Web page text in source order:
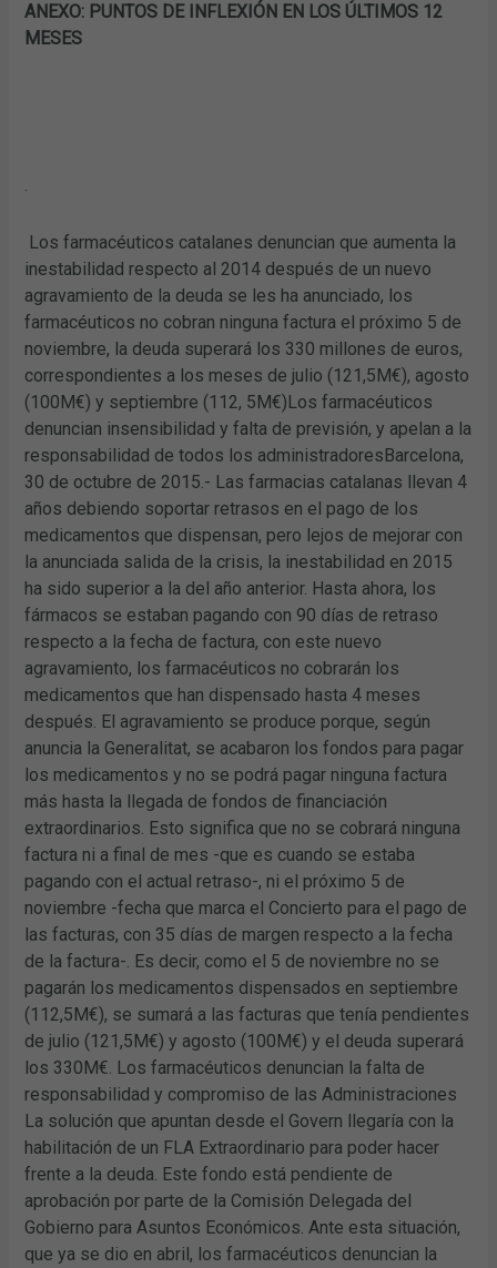
ANEXO: PUNTOS DE INFLEXIÓN EN LOS ÚLTIMOS 12
MESES
·
Los farmacéuticos catalanes denuncian que aumenta la
inestabilidad respecto al 2014 después de un nuevo
agravamiento de la deuda se les ha anunciado, los
farmacéuticos no cobran ninguna factura el próximo 5 de
noviembre, la deuda superará los 330 millones de euros,
correspondientes a los meses de julio (121,5M€), agosto
(100M€) y septiembre (112, 5M€)Los farmacéuticos
denuncian insensibilidad y falta de previsión, y apelan a la
responsabilidad de todos los administradoresBarcelona,
30 de octubre de 2015.- Las farmacias catalanas llevan 4
años debiendo soportar retrasos en el pago de los
medicamentos que dispensan, pero lejos de mejorar con
la anunciada salida de la crisis, la inestabilidad en 2015
ha sido superior a la del año anterior. Hasta ahora, los
fármacos se estaban pagando con 90 días de retraso
respecto a la fecha de factura, con este nuevo
agravamiento, los farmacéuticos no cobrarán los
medicamentos que han dispensado hasta 4 meses
después. El agravamiento se produce porque, según
anuncia la Generalitat, se acabaron los fondos para pagar
los medicamentos y no se podrá pagar ninguna factura
más hasta la llegada de fondos de financiación
extraordinarios. Esto significa que no se cobrará ninguna
factura ni a final de mes -que es cuando se estaba
pagando con el actual retraso-, ni el próximo 5 de
noviembre -fecha que marca el Concierto para el pago de
las facturas, con 35 días de margen respecto a la fecha
de la factura-. Es decir, como el 5 de noviembre no se
pagarán los medicamentos dispensados en septiembre
(112,5M€), se sumará a las facturas que tenía pendientes
de julio (121,5M€) y agosto (100M€) y el deuda superará
los 330M€. Los farmacéuticos denuncian la falta de
responsabilidad y compromiso de las Administraciones
La solución que apuntan desde el Govern llegaría con la
habilitación de un FLA Extraordinario para poder hacer
frente a la deuda. Este fondo está pendiente de
aprobación por parte de la Comisión Delegada del
Gobierno para Asuntos Económicos. Ante esta situación,
que ya se dio en abril, los farmacéuticos denuncian la